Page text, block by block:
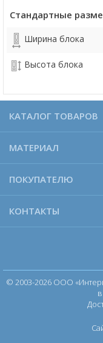
Стандартные
Ширина блока
Высота блока
КАТАЛОГ ТОВАРОВ
МАТЕРИАЛ
ПОКУПАТЕЛЮ
КОНТАКТЫ
© 2003-2026 ООО